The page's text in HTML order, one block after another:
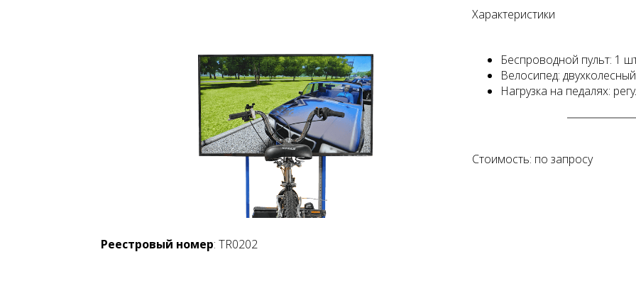
Реестровый номер: TR0202
Характеристики
Беспроводной пульт: 1
Велосипед: двухколесный
Нагрузка на педалях:
Стоимость: по запросу